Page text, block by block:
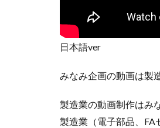
日本語ver
みなみ企画の動画は製
製造業の動画制作はみ
製造業（電子部品、FA